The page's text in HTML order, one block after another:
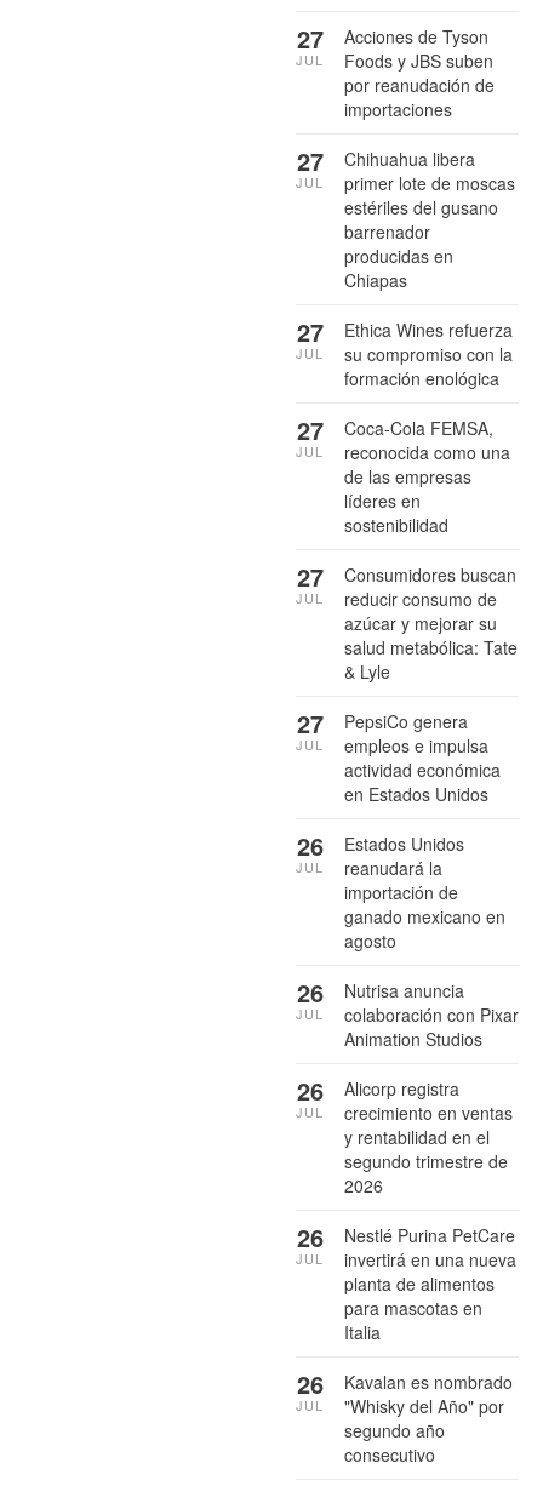
Acciones de Tyson
Foods y JBS suben
por reanudación de
importaciones
27
JUL
Chihuahua libera
primer lote de moscas
estériles del gusano
barrenador
producidas en
Chiapas
27
JUL
Ethica Wines refuerza
su compromiso con la
formación enológica
27
JUL
Coca-Cola FEMSA,
reconocida como una
de las empresas
líderes en
sostenibilidad
27
JUL
Consumidores buscan
reducir consumo de
azúcar y mejorar su
salud metabólica: Tate
& Lyle
27
JUL
PepsiCo genera
empleos e impulsa
actividad económica
en Estados Unidos
27
JUL
Estados Unidos
reanudará la
importación de
ganado mexicano en
agosto
26
JUL
Nutrisa anuncia
colaboración con Pixar
Animation Studios
26
JUL
Alicorp registra
crecimiento en ventas
y rentabilidad en el
segundo trimestre de
2026
26
JUL
Nestlé Purina PetCare
invertirá en una nueva
planta de alimentos
para mascotas en
Italia
26
JUL
Kavalan es nombrado
"Whisky del Año" por
segundo año
consecutivo
26
JUL